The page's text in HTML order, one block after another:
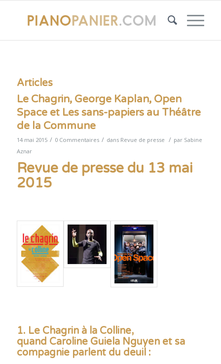
Articles
Le Chagrin, George Kaplan, Open
Space et Les sans-papiers au Théâtre
de la Commune
14 mai 2015 / 0 Commentaires / dans Revue de presse / par Sabine
Aznar
Revue de presse du 13 mai
2015
1. Le Chagrin à la Colline,
quand Caroline Guiela Nguyen et sa
compagnie parlent du deuil :